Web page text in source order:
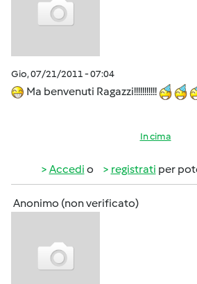
Gio, 07/21/2011 - 07:04
Ma benvenuti Ragazzi!!!!!!!!!!!
In cima
Accedi o registrati per
Anonimo (non verificato)